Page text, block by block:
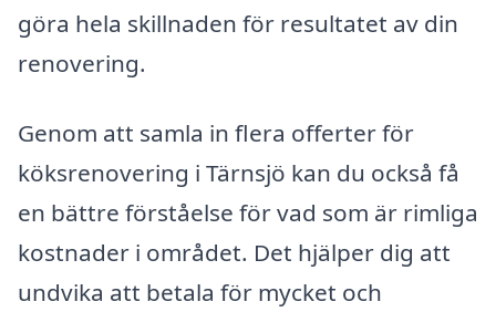
göra hela skillnaden för resultatet av din
renovering.
Genom att samla in flera offerter för
köksrenovering i Tärnsjö kan du också få
en bättre förståelse för vad som är rimliga
kostnader i området. Det hjälper dig att
undvika att betala för mycket och